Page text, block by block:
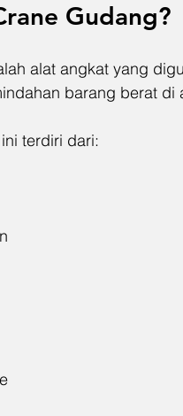
Gudang?
alat angkat yang
barang berat di
terdiri dari: